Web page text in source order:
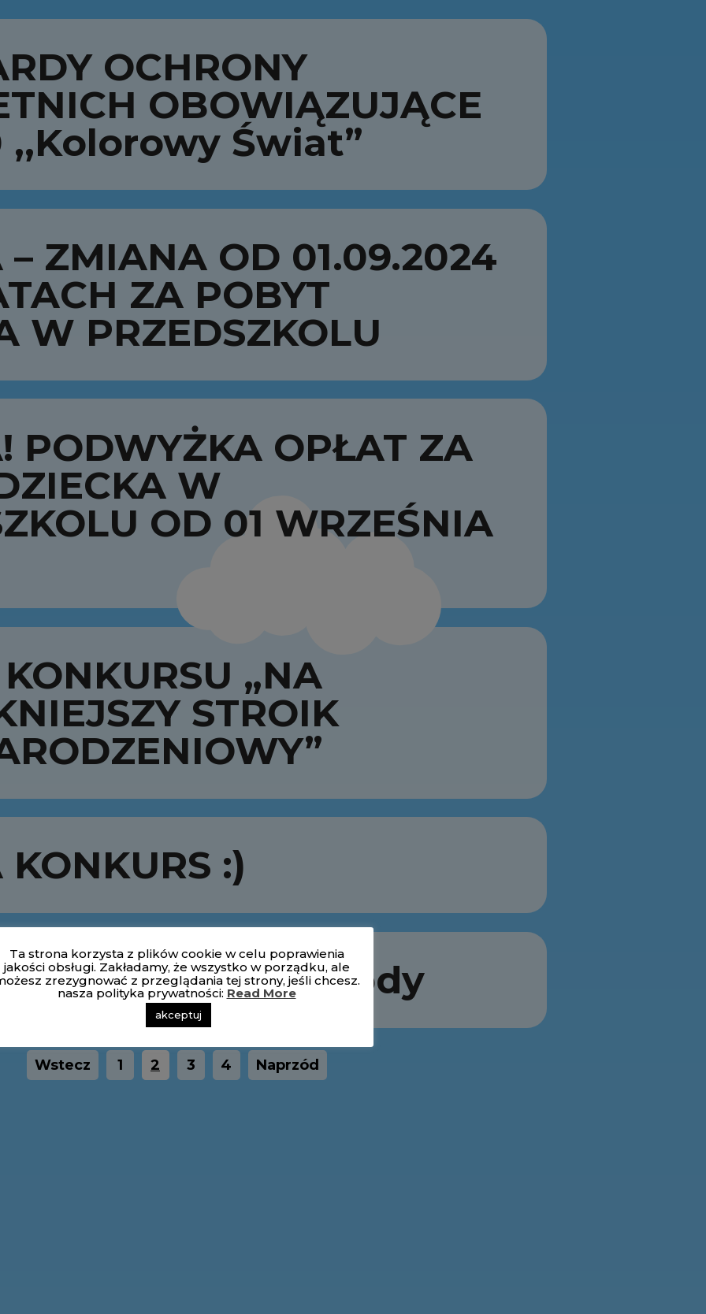
OCHRONY
OBOWIĄZUJĄCE
,,Kolorowy Świat”
– ZMIANA OD 01.09.2024
ZA POBYT
W PRZEDSZKOLU
PODWYŻKA OPŁAT ZA
W
OD 01 WRZEŚNIA
„NA
STROIK
:)
kąciki przyrody
Wstecz 1 2 3 4 Naprzód
Ta strona korzysta z plików cookie w celu poprawienia
jakości obsługi. Zakładamy, że wszystko w porządku, ale
zrezygnować z przeglądania tej strony, jeśli chcesz.
nasza polityka prywatności: Read More
akceptuj